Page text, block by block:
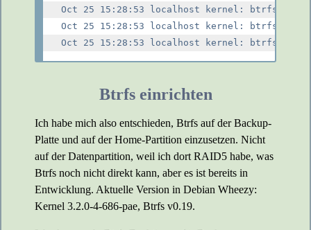
Oct 25 15:28:53 localhost kernel: btrfs
Oct 25 15:28:53 localhost kernel: btrfs
Btrfs einrichten
Ich habe mich also entschieden, Btrfs auf der Backup-
Platte und auf der Home-Partition einzusetzen. Nicht
auf der Datenpartition, weil ich dort RAID5 habe, was
Btrfs noch nicht direkt kann, aber es ist bereits in
Entwicklung. Aktuelle Version in Debian Wheezy:
Kernel 3.2.0-4-686-pae, Btrfs v0.19.